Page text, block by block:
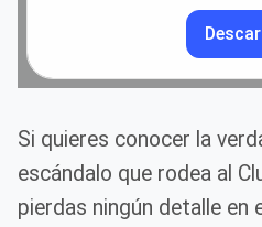
Si quieres conocer la
escándalo que rodea al
pierdas ningún detalle en